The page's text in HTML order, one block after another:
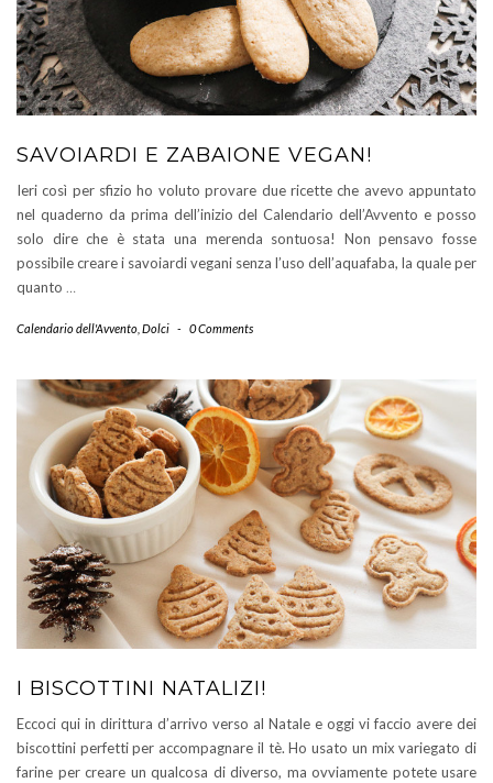
SAVOIARDI E ZABAIONE VEGAN!
Ieri così per sfizio ho voluto provare due ricette che avevo appuntato
nel quaderno da prima dell’inizio del Calendario dell’Avvento e posso
solo dire che è stata una merenda sontuosa! Non pensavo fosse
possibile creare i savoiardi vegani senza l’uso dell’aquafaba, la quale per
quanto …
Calendario dell'Avvento Dolci - 0 Comments
I BISCOTTINI NATALIZI!
Eccoci qui in dirittura d’arrivo verso al Natale e oggi vi faccio avere dei
biscottini perfetti per accompagnare il tè. Ho usato un mix variegato di
farine per creare un qualcosa di diverso, ma ovviamente potete usare